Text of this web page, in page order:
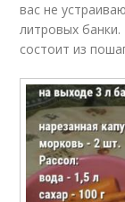
вас не
литровых
состоит из